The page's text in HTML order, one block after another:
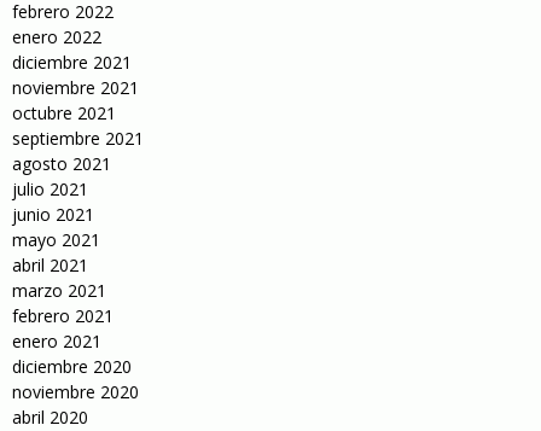
febrero 2022
enero 2022
diciembre 2021
noviembre 2021
octubre 2021
septiembre 2021
agosto 2021
julio 2021
junio 2021
mayo 2021
abril 2021
marzo 2021
febrero 2021
enero 2021
diciembre 2020
noviembre 2020
abril 2020